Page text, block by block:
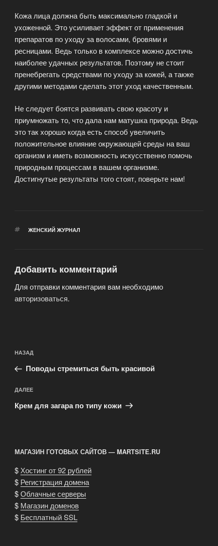
Кожа лица должна быть максимально гладкой и
ухоженной. Это усиливает эффект от применения
препаратов по уходу за волосами, бровями и
ресницами. Ведь только в комплексе можно достичь
наиболее удачных результатов. Поэтому не стоит
пренебрегать средствами по уходу за кожей, а также
другими методами сделать этот уход качественным.
Не следует боятся развивать свою красоту и
приумножать то, что дала нам матушка природа. Ведь
это так хорошо когда есть способ увеличить
положительное влияние окружающей среды на ваш
организм и иметь возможность искусственно помочь
природным процессам в вашем организме.
Достигнутые результаты того стоят, поверьте нам!
МЕТКИ
ЖЕНСКИЙ ЖУРНАЛ
Добавить комментарий
Для отправки комментария вам необходимо
авторизоваться.
по
записям
Предыдущая
запись:
НАЗАД
Поводы стремиться быть красивой
Следующая
запись
ДАЛЕЕ
Крем для загара по типу кожи
МАГАЗИН ГОТОВЫХ САЙТОВ — MARTSITE.RU
$Хостинг от 92 рублей
$ Регистрация домена
$Облачные серверы
$ Магазин доменов
$ Бесплатный SSL